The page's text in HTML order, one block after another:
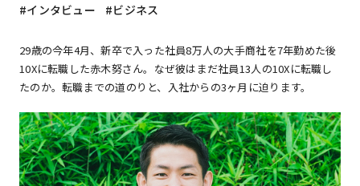
インタビュー ビジネス
29歳の今年4月、新卒で入った社員8万人の大手商社を7年勤めた後
10Xに転職した赤木努さん。なぜ彼はまだ社員13人の10Xに転職し
たのか。転職までの道のりと、入社からの3ヶ月に迫ります。